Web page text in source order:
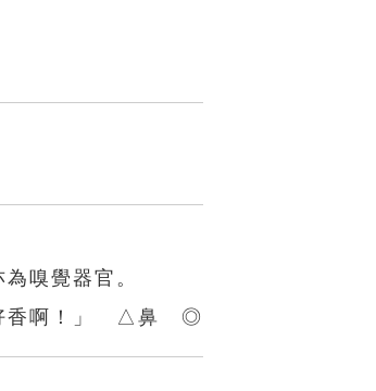
嗅覺器官。
好香啊！」 △鼻 ◎